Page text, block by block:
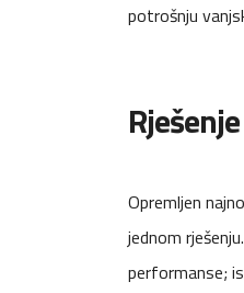
potrošnju
Opremljen
jednom
performanse;